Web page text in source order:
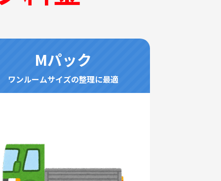
Mパック
ワンルームサイズの整理に最適